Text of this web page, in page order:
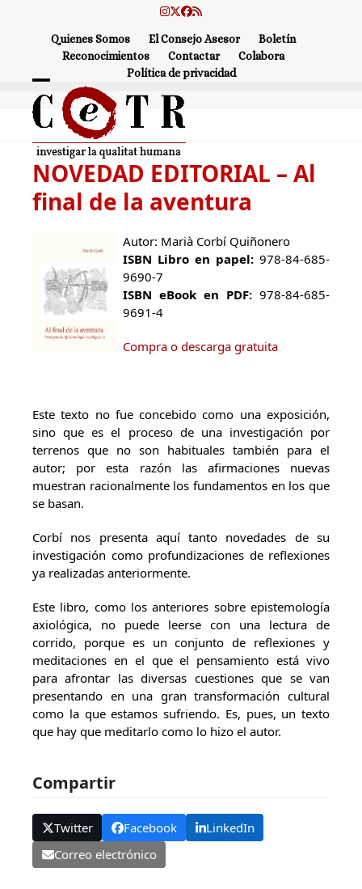
Instagram
Twitter
Facebook
RSS
Quienes Somos El Consejo Asesor
Boletín
Reconocimientos
Contactar
Colabora
Política de privacidad
Open
mobile
menu
Close
mobile
menu
NOVEDAD EDITORIAL – Al
final de la aventura
Autor: Marià Corbí Quiñonero
ISBN Libro en papel: 978-84-685-
9690-7
ISBN eBook en PDF: 978-84-685-
9691-4
Compra o descarga gratuita
Este texto no fue concebido como una exposición,
sino que es el proceso de una investigación por
terrenos que no son habituales también para el
autor; por esta razón las afirmaciones nuevas
muestran racionalmente los fundamentos en los que
se basan.
Corbí nos presenta aquí tanto novedades de su
investigación como profundizaciones de reflexiones
ya realizadas anteriormente.
Este libro, como los anteriores sobre epistemología
axiológica, no puede leerse con una lectura de
corrido, porque es un conjunto de reflexiones y
meditaciones en el que el pensamiento está vivo
para afrontar las diversas cuestiones que se van
presentando en una gran transformación cultural
como la que estamos sufriendo. Es, pues, un texto
que hay que meditarlo como lo hizo el autor.
Compartir
Twitter Facebook
LinkedIn
Correo electrónico